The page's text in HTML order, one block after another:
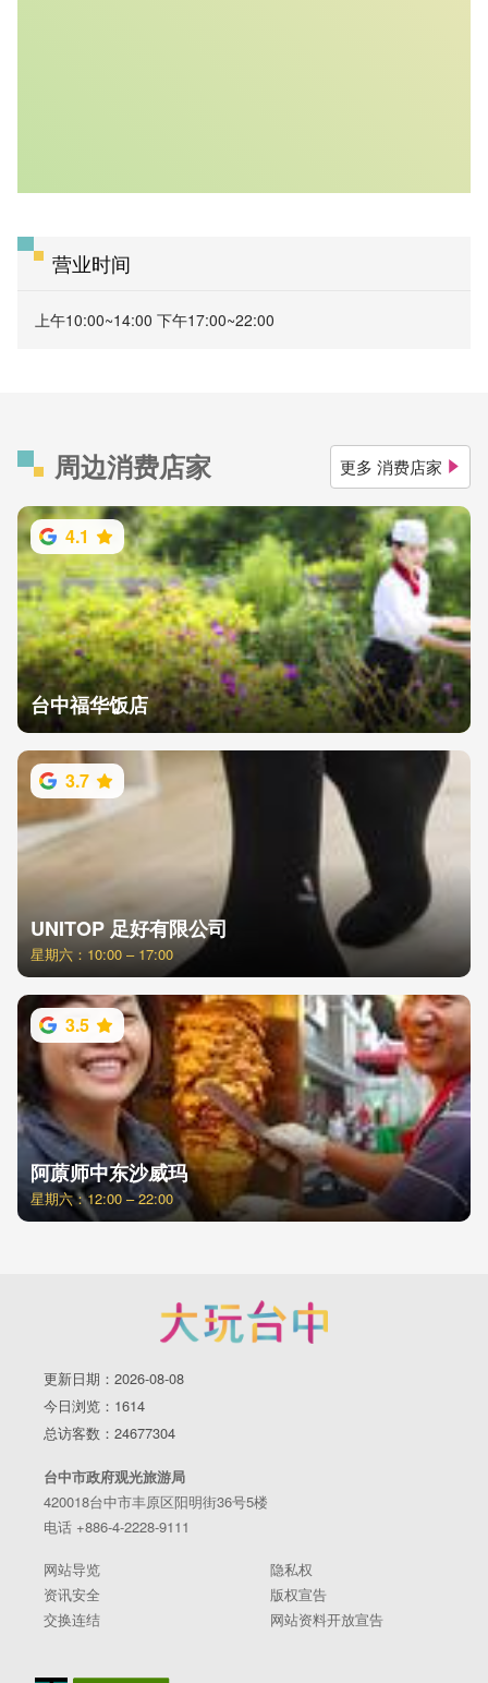
营业时间
上午10:00~14:00 下午17:00~22:00
周边消费店家 更多 消费店家
4.1
台中福华饭店
3.7
UNITOP 足好有限公司
星期六：10:00 – 17:00
3.5
阿蒝师中东沙威玛
星期六：12:00 – 22:00
更新日期：2026-08-08
今日浏览：1614
总访客数：24677304
台中市政府观光旅游局
420018台中市丰原区阳明街36号5楼
电话 +886-4-2228-9111
网站导览
隐私权
资讯安全
版权宣告
交换连结
网站资料开放宣告